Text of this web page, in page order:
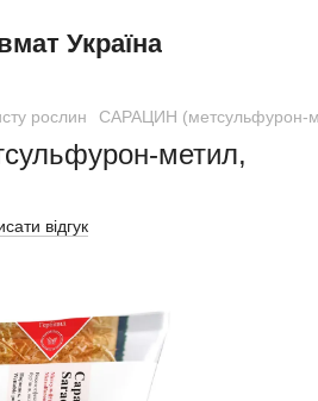
Україна
рослин САРАЦИН (метсульфурон-
метил,
відгук